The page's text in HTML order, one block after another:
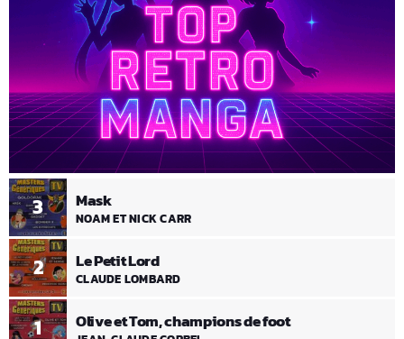
1 Olive et Tom, champions de foot
2 Le Petit Lord
CLAUDE LOMBARD
3 Mask
NOAM ET NICK CARR